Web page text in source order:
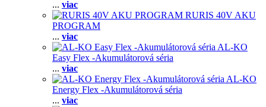
... viac
RURIS 40V AKU
PROGRAM
... viac
AL-KO
Easy Flex -Akumulátorová séria
... viac
AL-KO
Energy Flex -Akumulátorová séria
... viac